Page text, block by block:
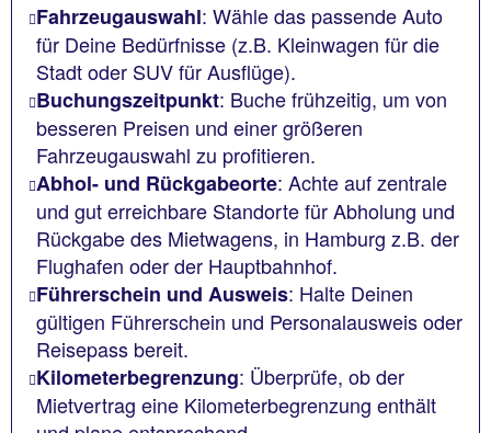
Fahrzeugauswahl: Wähle das passende Auto
für Deine Bedürfnisse (z.B. Kleinwagen für die
Stadt oder SUV für Ausflüge).
Buchungszeitpunkt: Buche frühzeitig, um von
besseren Preisen und einer größeren
Fahrzeugauswahl zu profitieren.
Abhol- und Rückgabeorte: Achte auf zentrale
und gut erreichbare Standorte für Abholung und
Rückgabe des Mietwagens, in Hamburg z.B. der
Flughafen oder der Hauptbahnhof.
Führerschein und Ausweis: Halte Deinen
gültigen Führerschein und Personalausweis oder
Reisepass bereit.
Kilometerbegrenzung: Überprüfe, ob der
Mietvertrag eine Kilometerbegrenzung enthält